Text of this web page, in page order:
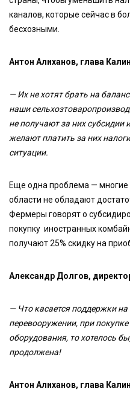
каналов, которые сейчас в
бесхозными.
Антон Алиханов, глава
— Их не хотят брать на
наши
не получают за них субсидии
желают платить за них
ситуации.
Еще одна проблема — многие
области не обладают
Фермеры говорят о
покупку иностранных
получают 25% скидку на
Александр Долгов,
— Что касается поддержки на
перевооружении, при
оборудования, то хотелось
продолжена!
Антон Алиханов, глава